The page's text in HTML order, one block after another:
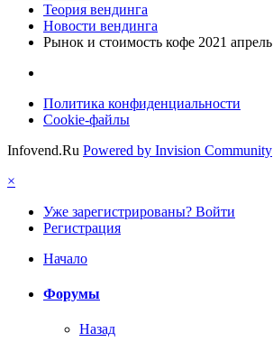
Теория вендинга
Новости вендинга
Рынок и стоимость кофе 2021 апрель
Политика конфиденциальности
Cookie-файлы
Infovend.Ru Powered by Invision Community
×
Уже зарегистрированы? Войти
Регистрация
Начало
Форумы
Назад